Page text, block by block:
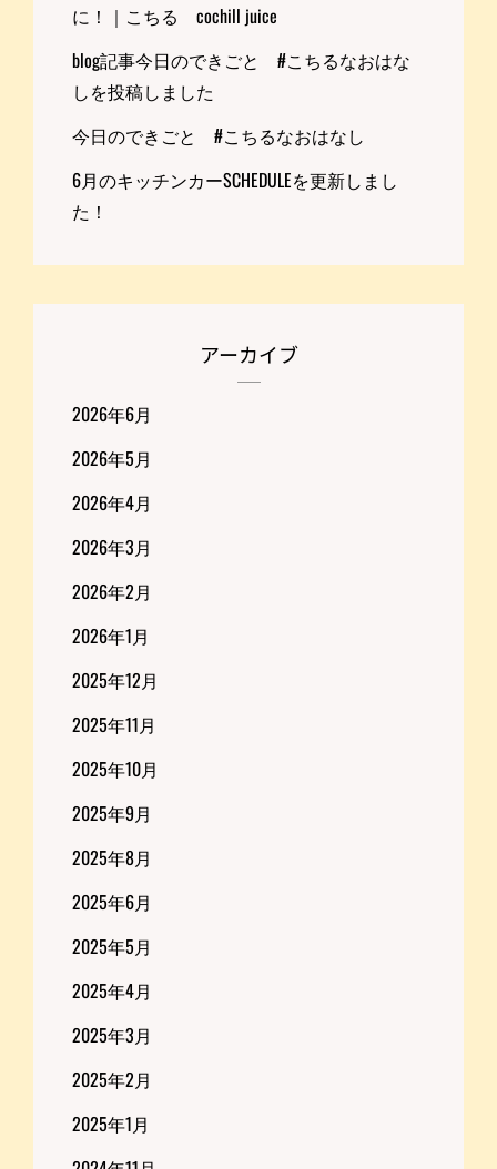
に！｜こちる cochill juice
blog記事今日のできごと #こちるなおはな
しを投稿しました
今日のできごと #こちるなおはなし
6月のキッチンカーSCHEDULEを更新しまし
た！
アーカイブ
2026年6月
2026年5月
2026年4月
2026年3月
2026年2月
2026年1月
2025年12月
2025年11月
2025年10月
2025年9月
2025年8月
2025年6月
2025年5月
2025年4月
2025年3月
2025年2月
2025年1月